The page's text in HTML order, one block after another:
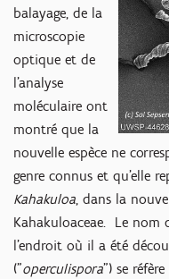
balayage, de la
microscopie
optique et de
l'analyse
moléculaire ont
montré que la
nouvelle espèce ne
genre connus et qu'elle
Kahakuloa, dans la
Kahakuloaceae. Le nom
l'endroit où il a été
("operculispora") se